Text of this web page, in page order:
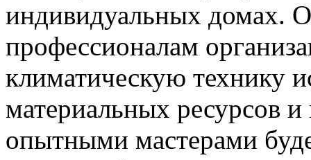
индивидуальных домах.
профессионалам
климатическую технику
материальных ресурсов
опытными мастерами